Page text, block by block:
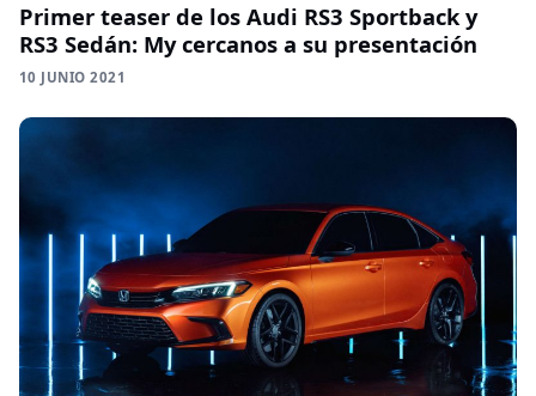
Primer teaser de los Audi RS3 Sportback y
RS3 Sedán: My cercanos a su presentación
10 JUNIO 2021